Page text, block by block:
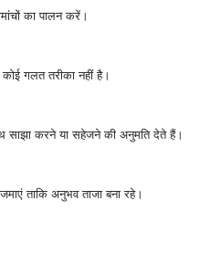
का पालन करें।
गलत तरीका नहीं है।
साझा करने या सहेजने की अनुमति देते हैं।
ताकि अनुभव ताजा बना रहे।